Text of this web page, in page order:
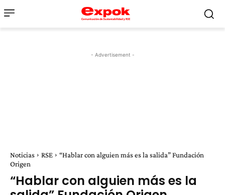
- Advertisement -
Noticias RSE
“Hablar con alguien más es la salida” Fundación
Origen
“Hablar con alguien más es la